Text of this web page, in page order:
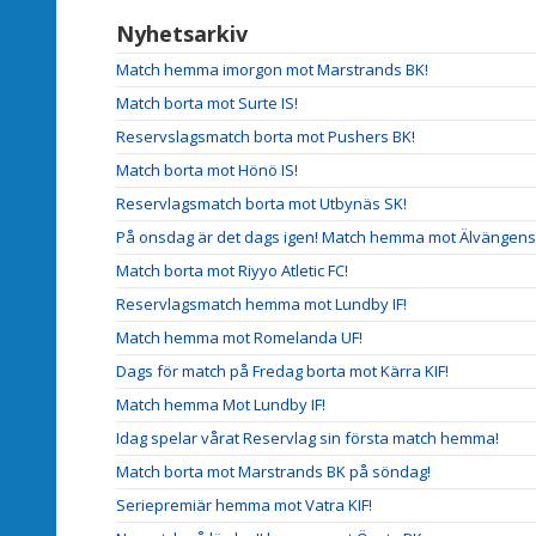
Nyhetsarkiv
Match hemma imorgon mot Marstrands BK!
Match borta mot Surte IS!
Reservslagsmatch borta mot Pushers BK!
Match borta mot Hönö IS!
Reservlagsmatch borta mot Utbynäs SK!
På onsdag är det dags igen! Match hemma mot
Match borta mot Riyyo Atletic FC!
Reservlagsmatch hemma mot Lundby IF!
Match hemma mot Romelanda UF!
Dags för match på Fredag borta mot Kärra KIF!
Match hemma Mot Lundby IF!
Idag spelar vårat Reservlag sin första match hemma!
Match borta mot Marstrands BK på söndag!
Seriepremiär hemma mot Vatra KIF!